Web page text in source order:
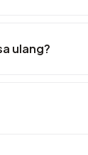
ulang?